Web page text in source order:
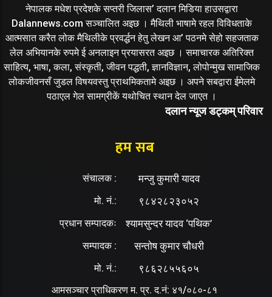
नेपालक मधेश प्रदेशके सप्तरी जिलास’ दलान मिडिया हाउसद्वारा
Dalannews.com सञ्चालित अइछ । मैथिली भाषामे रहल विविधताके
आत्मसात करैत लोक मैथिलीके प्रवर्द्धन हेतु लेखन आ’ पठनमे सेहो सहजताक
लेल अभियानके रुपमे ई अनलाइन प्रयासरत अइछ । समाचारक अतिरिक्त
साहित्य, भाषा, कला, संस्कृती, जीवन पद्धती, ज्ञानविज्ञान, लोपोन्मुख सामाजिक
लोकजीवनसँ जुडल विषयवस्तु प्राथमिकतामे अइछ । अपने सबद्वारा ईमेलमे
पठाएल गेल सामग्रीकें यथोचित स्थान देल जाएत ।
दलान न्यूज डट्कम् परिवार
हम सब
संचालक : मन्जु कुमारी यादव
मो. नं.: ९८४२८२३०५२
प्रधान सम्पादकः श्यामसुन्दर यादव ‘पथिक’
सम्पादक : सन्तोष कुमार चौधरी
मो. नं.: ९८६२८५५६०५
आमसञ्चार प्राधिकरण म. प्र. द.नं: ४१/०८०-८१